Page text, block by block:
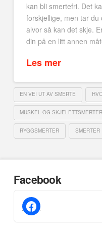
kan bli smertefri. Det
forskjellige, men tar
alvor så kan det skje.
din på en litt annen
Les mer
EN VEI UT AV SMERTE
MUSKEL OG SKJELETTSMERTER
RYGGSMERTER SMERTER
Facebook
facebook